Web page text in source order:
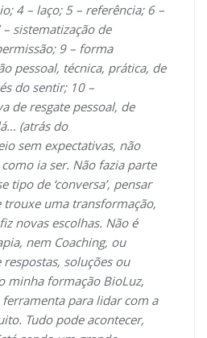
4 – laço; 5 – referência; 6 –
sistematização de
9 – forma
pessoal, técnica, prática, de
do sentir; 10 –
de resgate pessoal, de
(atrás do
sem expectativas, não
ia ser. Não fazia parte
tipo de ‘conversa’, pensar
trouxe uma transformação,
novas escolhas. Não é
nem Coaching, ou
soluções ou
minha formação BioLuz,
para lidar com a
Tudo pode acontecer,